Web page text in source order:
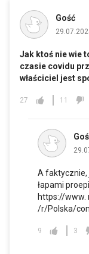
Gość
Jak ktoś nie wie
czasie covidu
właściciel jest
27 11
A faktycznie,
łapami
https://www.
/r/Polska/
9 3